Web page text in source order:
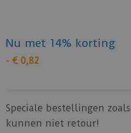
Nu met 14% korting
- € 0,82
Speciale bestellingen
kunnen niet retour!